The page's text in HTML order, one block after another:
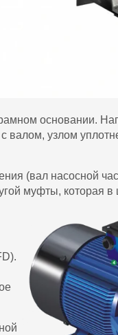
основании.
валом, узлом
(вал насосной
муфты, которая в